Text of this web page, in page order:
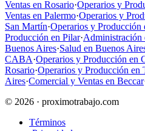
Ventas en Rosario·Operarios y
Ventas en Palermo·Operarios y
San Martín·Operarios y Producción
Producción en Pilar·Administración
Buenos Aires·Salud en Buenos
CABA·Operarios y Producción en
Rosario·Operarios y Producción en
Aires·Comercial y Ventas en Beccar
© 2026 · proximotrabajo.com
Términos